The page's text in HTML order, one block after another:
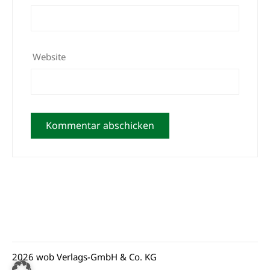
Website
2026 wob Verlags-GmbH & Co. KG